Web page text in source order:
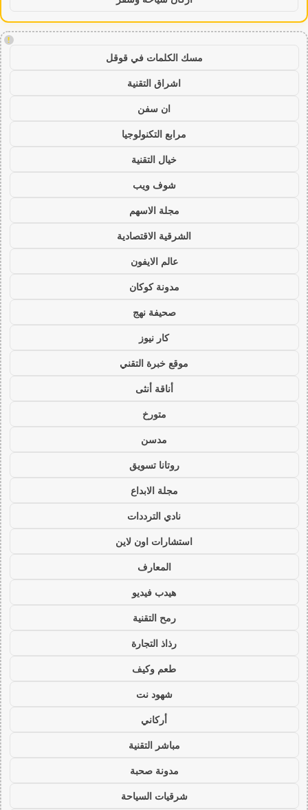
!
مسك الكلمات في قوقل
اشراق التقنية
ان سفن
مرابع التكنولوجيا
خيال التقنية
شوف ويب
مجلة الاسهم
الشرقية الاقتصادية
عالم الايفون
مدونة كوكان
صحيفة نهج
كار نيوز
موقع خبرة التقني
أناقة أنثى
متورخ
مدسن
روتانا تسويق
مجلة الابداع
نادي الترددات
استشارات اون لاين
المعارف
هيدب فيديو
رمح التقنية
رذاذ التجارة
طعم وكيف
شهود نت
أركاني
مباشر التقنية
مدونة صحبة
شرقيات السياحة